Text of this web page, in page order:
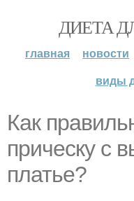
ДИЕТА
главная новости
виды
Как
прическу с
платье?